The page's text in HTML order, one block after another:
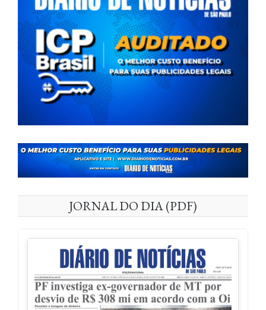
JORNAL DO DIA (PDF)